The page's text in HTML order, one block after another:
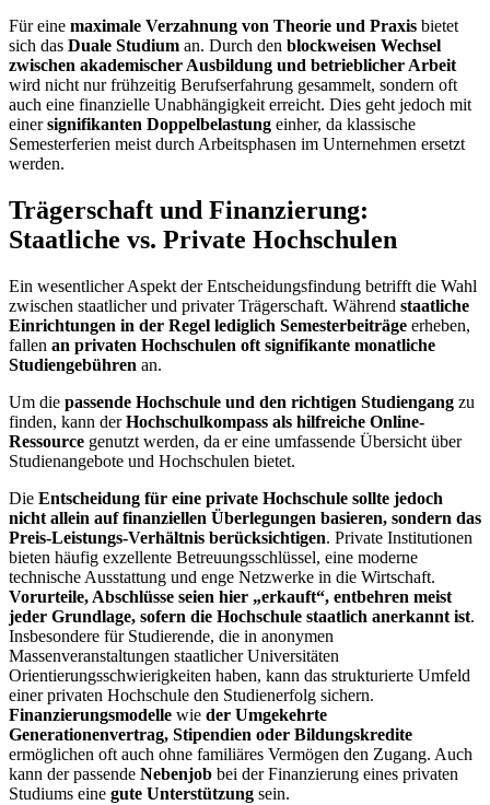
Für eine maximale Verzahnung von Theorie und Praxis bietet
sich das Duale Studium an. Durch den blockweisen Wechsel
zwischen akademischer Ausbildung und betrieblicher Arbeit
wird nicht nur frühzeitig Berufserfahrung gesammelt, sondern oft
auch eine finanzielle Unabhängigkeit erreicht. Dies geht jedoch mit
einersignifikanten Doppelbelastung einher, da klassische
Semesterferien meist durch Arbeitsphasen im Unternehmen ersetzt
werden.
Trägerschaft und Finanzierung:
Staatliche vs. Private Hochschulen
Ein wesentlicher Aspekt der Entscheidungsfindung betrifft die Wahl
zwischen staatlicher und privater Trägerschaft. Während staatliche
Einrichtungen in der Regel lediglich Semesterbeiträge erheben,
fallen an privaten Hochschulen oft signifikante monatliche
Studiengebühren an.
Um die passende Hochschule und den richtigen Studiengang zu
finden, kann derHochschulkompass als hilfreiche Online-
Ressource genutzt werden, da er eine umfassende Übersicht über
Studienangebote und Hochschulen bietet.
Die Entscheidung für eine private Hochschule sollte jedoch
nicht allein auf finanziellen Überlegungen basieren, sondern das
Preis-Leistungs-Verhältnis berücksichtigen. Private Institutionen
bieten häufig exzellente Betreuungsschlüssel, eine moderne
technische Ausstattung und enge Netzwerke in die Wirtschaft.
Vorurteile, Abschlüsse seien hier „erkauft“, entbehren meist
jeder Grundlage, sofern die Hochschule staatlich anerkannt ist.
Insbesondere für Studierende, die in anonymen
Massenveranstaltungen staatlicher Universitäten
Orientierungsschwierigkeiten haben, kann das strukturierte Umfeld
einer privaten Hochschule den Studienerfolg sichern.
Finanzierungsmodelle wie der Umgekehrte
Generationenvertrag, Stipendien oder Bildungskredite
ermöglichen oft auch ohne familiäres Vermögen den Zugang. Auch
kann der passende Nebenjob bei der Finanzierung eines privaten
Studiums eine gute Unterstützung sein.